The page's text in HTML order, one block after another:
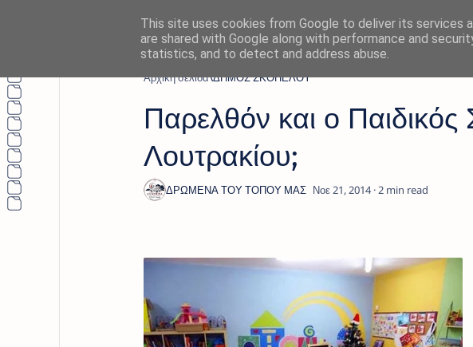
Αρχική σελίδα ΔΗΜΟΣ ΣΚΟΠΕΛΟΥ
Παρελθόν και ο Παιδικός
Λουτρακίου;
2
This site uses cookies from Google to deliver its services
are shared with Google along with performance and
statistics, and to detect and address abuse.